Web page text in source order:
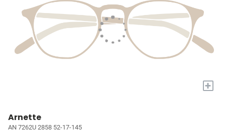
+
Arnette
AN 7262U 2858 52-17-145